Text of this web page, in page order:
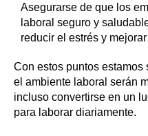
Asegurarse de que los
laboral seguro y
reducir el estrés y
Con estos puntos
el ambiente laboral serán
incluso convertirse en un
para laborar diariamente.